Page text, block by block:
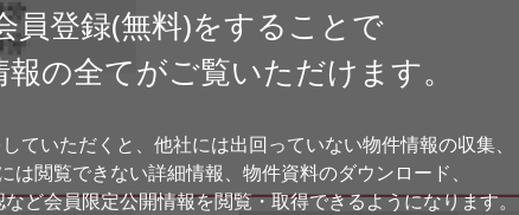
員登録(無料)をすることで
の全てがご覧いただけます。
ていただくと、他社には出回っていない物件情報の収集、
は閲覧できない詳細情報、物件資料のダウンロード、
ど会員限定公開情報を閲覧・取得できるようになります。